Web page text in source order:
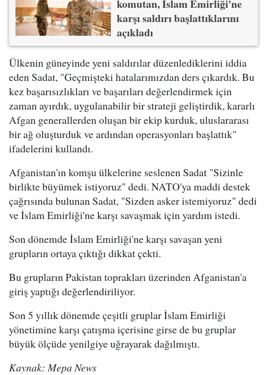
komutan, İslam Emirliği'ne
karşı saldırı başlattıklarını
açıkladı
Ülkenin güneyinde yeni saldırılar düzenlediklerini iddia
eden Sadat, "Geçmişteki hatalarımızdan ders çıkardık. Bu
kez başarısızlıkları ve başarıları değerlendirmek için
zaman ayırdık, uygulanabilir bir strateji geliştirdik, kararlı
Afgan generallerden oluşan bir ekip kurduk, uluslararası
bir ağ oluşturduk ve ardından operasyonları başlattık"
ifadelerini kullandı.
Afganistan'ın komşu ülkelerine seslenen Sadat "Sizinle
birlikte büyümek istiyoruz" dedi. NATO'ya maddi destek
çağrısında bulunan Sadat, "Sizden asker istemiyoruz" dedi
ve İslam Emirliği'ne karşı savaşmak için yardım istedi.
Son dönemde İslam Emirliği'ne karşı savaşan yeni
grupların ortaya çıktığı dikkat çekti.
Bu grupların Pakistan toprakları üzerinden Afganistan'a
giriş yaptığı değerlendiriliyor.
Son 5 yıllık dönemde çeşitli gruplar İslam Emirliği
yönetimine karşı çatışma içerisine girse de bu gruplar
büyük ölçüde yenilgiye uğrayarak dağılmıştı.
Kaynak: Mepa News